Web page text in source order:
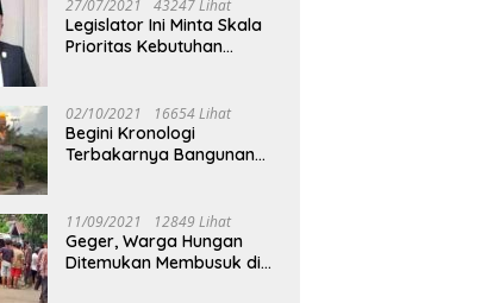
27/07/2021 43247 Lihat
Legislator Ini Minta Skala
Prioritas Kebutuhan
02/10/2021 16654 Lihat
Begini Kronologi
Terbakarnya Bangunan
11/09/2021 12849 Lihat
Geger, Warga Hungan
Ditemukan Membusuk di